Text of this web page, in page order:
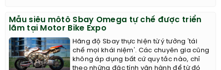
Mẫu siêu môtô Sbay Omega tự chế được triển
lãm tại Motor Bike Expo
Hãng độ Sbay thực hiện từ ý tưởng 'tái
chế mọi khái niệm'. Các chuyên gia cũng
không áp dụng bất cứ quy tắc nào, chỉ
theo những đặc tính vận hành để từ đó